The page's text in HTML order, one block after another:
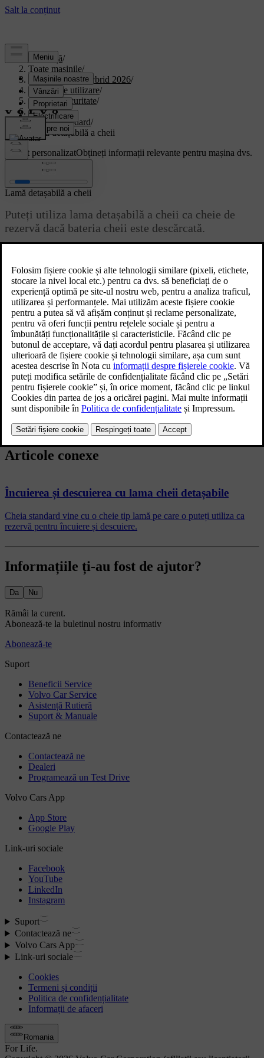
Asistență/
Toate mașinile/
XC90 Plug-in Hybrid 2026/
Manual de utilizare/
Acces și securitate/
Cheile/
Cheie standard/
Lamă detașabilă a cheii
Suport personalizatObțineți informații relevante pentru mașina dvs.
Conectează-te
Lamă detașabilă a cheii
Puteți utiliza lama detașabilă a cheii ca cheie de
rezervă dacă bateria cheii este descărcată.
Dacă cheia standard sau Key Tag nu funcționează, puteți utiliza
lama cheii pentru următoarele acțiuni:
deschideți portiera din stânga față;
încuiați o portieră.
Dacă utilizați lama cheii detașabile pentru a descuia mașina, puteți
porni mașina așezând cheia pe cititorul de rezervă al cheilor.
Cititorul de rezervă este amplasat în suportul pentru pahare al
consolei tunelului.
Articole conexe
Încuierea și descuierea cu lama cheii detașabile
Cheia standard vine cu o cheie tip lamă pe care o puteți utiliza ca
rezervă pentru încuiere și descuiere.
Informațiile ți-au fost de ajutor?
Da Nu